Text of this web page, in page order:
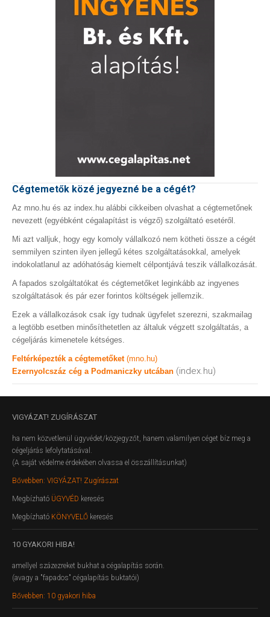
Cégtemetők közé jegyezné be a cégét?
Az mno.hu és az index.hu alábbi cikkeiben olvashat a cégtemetőnek
nevezett (egyébként cégalapítást is végző) szolgáltató esetéről.
Mi azt valljuk, hogy egy komoly vállalkozó nem kötheti össze a cégét
semmilyen szinten ilyen jellegű kétes szolgáltatásokkal, amelyek
indokolatlanul az adóhatóság kiemelt célpontjává teszik vállalkozását.
A fapados szolgáltatókat és cégtemetőket leginkább az ingyenes
szolgáltatások és pár ezer forintos költségek jellemzik.
Ezek a vállalkozások csak így tudnak ügyfelet szerezni, szakmailag
a legtöbb esetben minősíthetetlen az általuk végzett szolgáltatás, a
cégeljárás kimenetele kétséges.
Feltérképezték a cégtemetőket (mno.hu)
Ezernyolcszáz cég a Podmaniczky utcában (index.hu)
VIGYÁZAT! ZUGÍRÁSZAT
ha nem közvetlenül ügyvédet/közjegyzőt, hanem valamilyen céget bíz meg a
cégeljárás lefolytatásával.
(A saját védelme érdekében olvassa el összállításunkat)
Bővebben: VIGYÁZAT! Zugírászat
Megbízható ÜGYVÉD keresés
Megbízható KÖNYVELŐ keresés
10 GYAKORI HIBA!
amellyel százezreket bukhat a cégalapítás során.
(avagy a "fapados" cégalapítás buktatói)
Bővebben: 10 gyakori hiba